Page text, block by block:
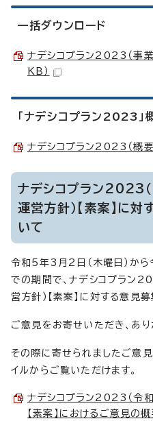
一括ダウンロード
ナデシコプラン2023（事
KB）
「ナデシコプラン2023」
ナデシコプラン2023（概
ナデシコプラン2023
運営方針）【素案】に
いて
令和5年3月2日（木曜日）か
での期間で、ナデシコプラン
営方針）【素案】に対する意見
ご意見をお寄せいただき、あり
その際に寄せられましたご意
イルからご覧いただけます。
ナデシコプラン2023（令
【素案】におけるご意見の